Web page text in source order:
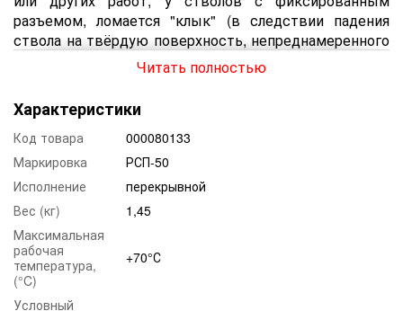
разъемом, ломается "клык" (в следствии падения
ствола на твёрдую поверхность, непреднамеренного
удара и т.д.). Этот же ствол лишен такого недостатка:
в случае непредвиденной поломки, пришедшая в
негодность ГЦ просто выкручивается, а на её место
устанавливается новая деталь.
Характеристики:
Условный проход соединительной головки, мм: 50,
Рабочее давление, МПа: 0.4 - 0.6,
Расход воды при 0,4 МПа, л/с, не менее:
- сплошной струи: 2.7,
- распыленной струи: 2,
Дальность струи м, не менее:
Читать полностью
Характеристики
Код товара
000080133
Маркировка
РСП-50
Исполнение
перекрывной
Вес (кг)
1,45
Максимальная
рабочая
температура,
(°C)
+70°С
Условный